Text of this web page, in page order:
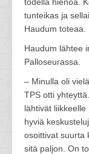
tunteikas ja
Haudum toteaa.
Haudum lähtee
Palloseurassa.
– Minulla oli
TPS otti
lähtivät
hyviä
osoittivat suurta
sitä paljon. On